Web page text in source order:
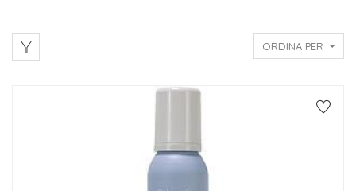
ORDINA PER